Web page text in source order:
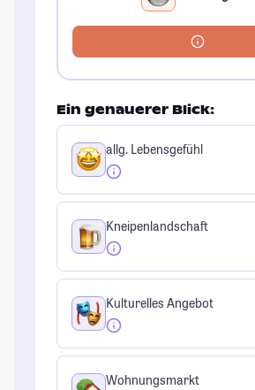
Ein genauerer Blick:
allg. Lebensgefühl
Kneipenlandschaft
Kulturelles Angebot
Wohnungsmarkt